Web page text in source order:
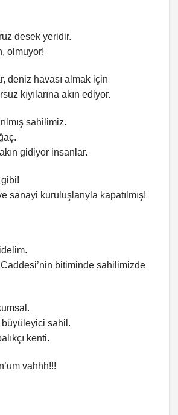
desek yeridir.
olmuyor!
deniz havası almak için
kıyılarına akın ediyor.
sahilimiz.
gidiyor insanlar.
gibi!
sanayi kuruluşlarıyla kapatılmış!
bitiminde sahilimizde
sahil.
kenti.
vahhh!!!